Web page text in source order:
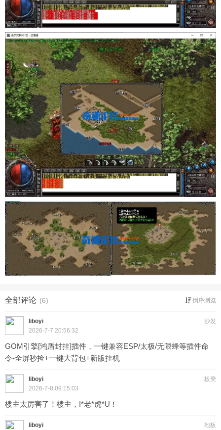
全部评论 (6) 倒序浏览
沙发
liboyi
2026-7-7 20:56:32
GOM引擎[鸿盾封挂]插件，一键兼容ESP/太极/无限蜂等插件命
令-全屏秒捡+一键大背包+新版挂机
板凳
liboyi
2026-7-8 09:15:03
楼主太厉害了！楼主，I*老*虎*U！
地板
liboyi